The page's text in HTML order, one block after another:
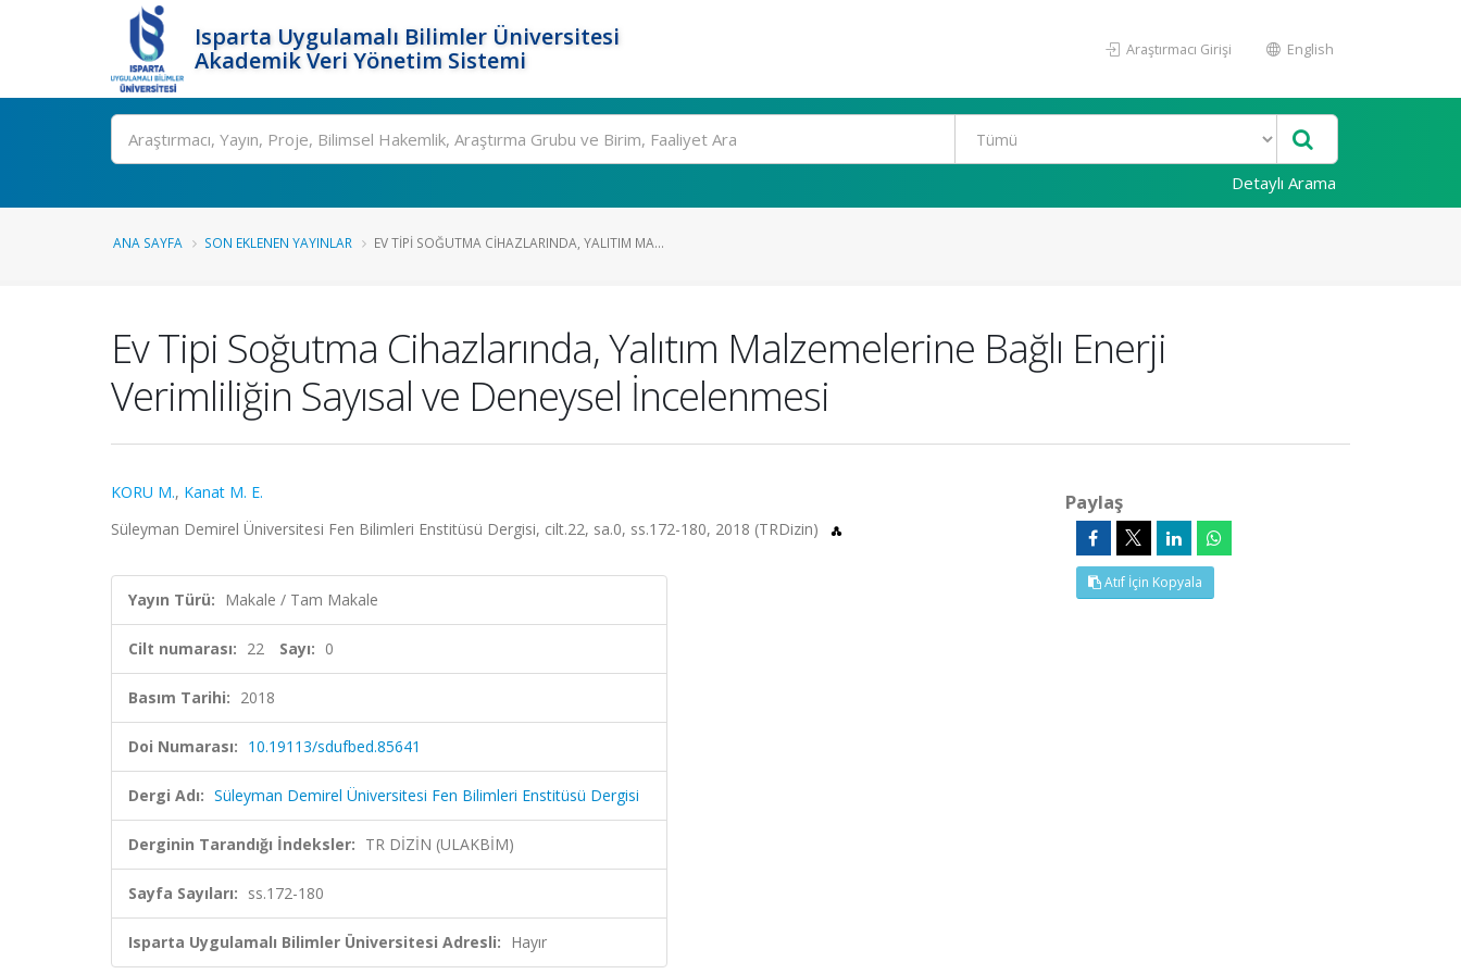
Isparta Uygulamalı Bilimler Üniversitesi
Akademik Veri Yönetim Sistemi
Araştırmacı Girişi English
Ara
Detaylı Arama
ANA SAYFA SON EKLENEN YAYINLAR EV TIPI SOĞUTMA CIHAZLARINDA, YALITIM MA...
Ev Tipi Soğutma Cihazlarında, Yalıtım Malzemelerine Bağlı Enerji
Verimliliğin Sayısal ve Deneysel İncelenmesi
KORU M., Kanat M. E.
Süleyman Demirel Üniversitesi Fen Bilimleri Enstitüsü Dergisi, cilt.22, sa.0, ss.172-180, 2018 (TRDizin)
Yayın Türü: Makale / Tam Makale
Cilt numarası: 22 Sayı: 0
Basım Tarihi: 2018
Doi Numarası: 10.19113/sdufbed.85641
Dergi Adı: Süleyman Demirel Üniversitesi Fen Bilimleri Enstitüsü Dergisi
Derginin Tarandığı İndeksler: TR DİZİN (ULAKBİM)
Sayfa Sayıları: ss.172-180
Isparta Uygulamalı Bilimler Üniversitesi Adresli: Hayır
Paylaş
Atıf İçin Kopyala